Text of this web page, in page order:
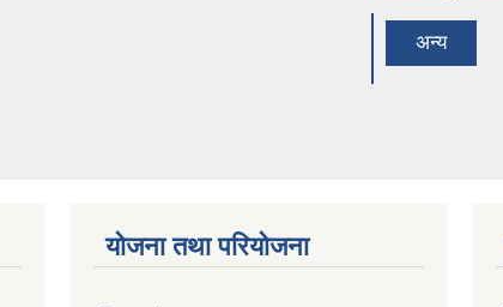
अन्य
योजना तथा परियोजना